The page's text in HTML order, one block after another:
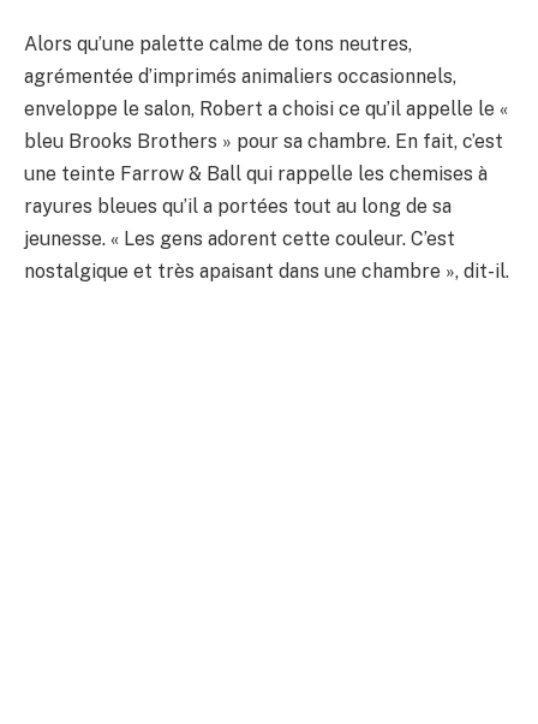
Alors qu’une palette calme de tons neutres,
agrémentée d’imprimés animaliers occasionnels,
enveloppe le salon, Robert a choisi ce qu’il appelle le «
bleu Brooks Brothers » pour sa chambre. En fait, c’est
une teinte Farrow & Ball qui rappelle les chemises à
rayures bleues qu’il a portées tout au long de sa
jeunesse. « Les gens adorent cette couleur. C’est
nostalgique et très apaisant dans une chambre », dit-il.